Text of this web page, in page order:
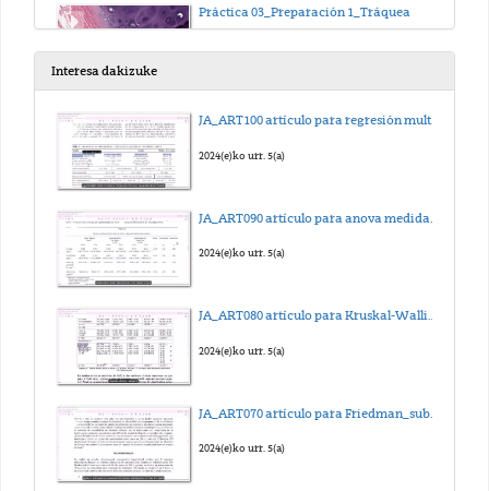
Práctica 03_Preparación 1_Tráquea
Interesa dakizuke
JA_ART100 artículo para regresión multilineal_sub_eus
2024(e)ko urr. 5(a)
2024(e)ko urr. 5(a)
JA_ART080 artículo para Kruskal-Wallis_sub_eus
2024(e)ko urr. 5(a)
2024(e)ko urr. 5(a)